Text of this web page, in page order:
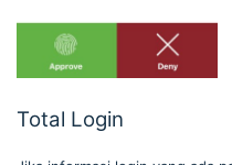
Total Login